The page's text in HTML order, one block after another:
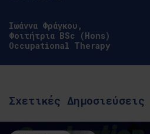
Ιωάννα Φράγκου,
Φοιτήτρια BSc (Hons)
Occupational Therapy
Σχετικές Δημοσιεύσεις